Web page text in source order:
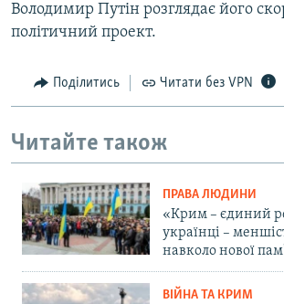
Володимир Путін розглядає його
політичний проект.
Поділитись Читати без VPN
Читайте також
ПРАВА ЛЮДИНИ
«Крим – єдиний
українці –
навколо нової
ВІЙНА ТА КРИМ